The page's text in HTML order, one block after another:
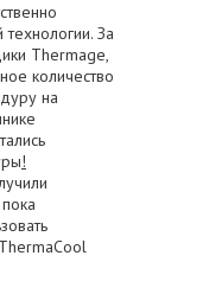
За
Thermage,
количество
на
!